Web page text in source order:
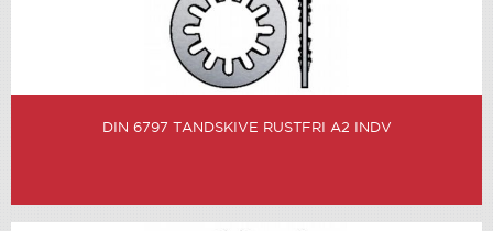
DIN 6797 TANDSKIVE RUSTFRI A2 INDV